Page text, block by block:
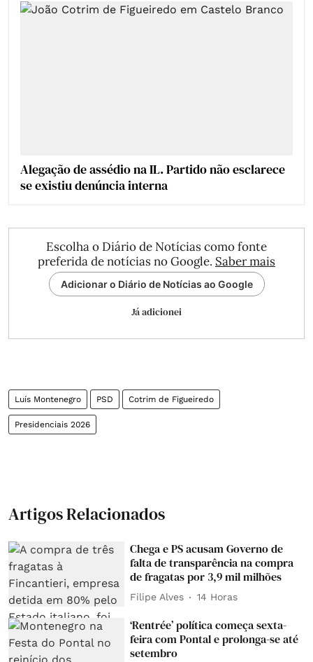
Alegação de assédio na IL. Partido não esclarece
se existiu denúncia interna
Escolha o Diário de Notícias como fonte
preferida de notícias no Google. Saber mais
Adicionar o Diário de Notícias ao Google
Já adicionei
Luís Montenegro PSD Cotrim de Figueiredo
Presidenciais 2026
Artigos Relacionados
Chega e PS acusam Governo de
falta de transparência na compra
de fragatas por 3,9 mil milhões
Filipe Alves 14 Horas
‘Rentrée’ política começa sexta-
feira com Pontal e prolonga-se até
setembro